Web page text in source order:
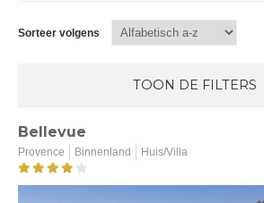
NEWS
Sorteer volgens
TOON DE FILTERS
Verwarmd zwembad
Ja (12)
Nee (2)
Bellevue
Provence Binnenland Huis/Villa